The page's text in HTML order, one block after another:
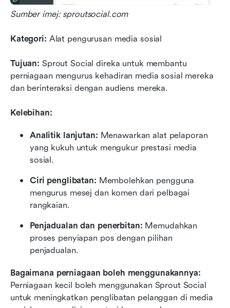
Sumber imej: sproutsocial.com
Kategori: Alat pengurusan media sosial
Tujuan: Sprout Social direka untuk membantu
perniagaan mengurus kehadiran media sosial mereka
dan berinteraksi dengan audiens mereka.
Kelebihan:
Analitik lanjutan: Menawarkan alat pelaporan
yang kukuh untuk mengukur prestasi media
sosial.
Ciri penglibatan: Membolehkan pengguna
mengurus mesej dan komen dari pelbagai
rangkaian.
Penjadualan dan penerbitan: Memudahkan
proses penyiapan pos dengan pilihan
penjadualan.
Bagaimana perniagaan boleh menggunakannya:
Perniagaan kecil boleh menggunakan Sprout Social
untuk meningkatkan penglibatan pelanggan di media